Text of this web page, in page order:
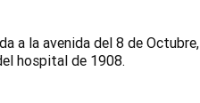
a la avenida del 8 de Octubre,
hospital de 1908.